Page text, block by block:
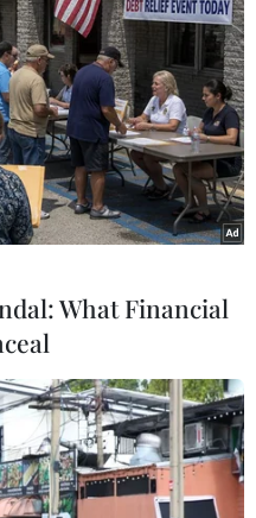
Radaideh và các
ở thành phố Port
không có thương vong
giữa quân đội Sudan và
What Financial